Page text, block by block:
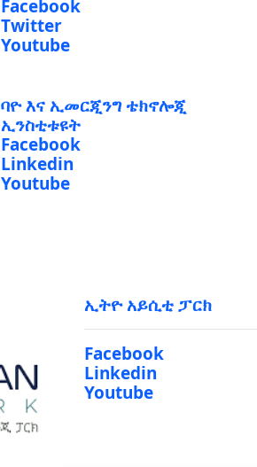
Facebook
Twitter
Youtube
ባዮ እና ኢመርጂንግ ቴክኖሎጂ
ኢንስቲቱዩት
Facebook
Linkedin
Youtube
ኢትዮ አይሲቲ ፓርክ
Facebook
Linkedin
Youtube